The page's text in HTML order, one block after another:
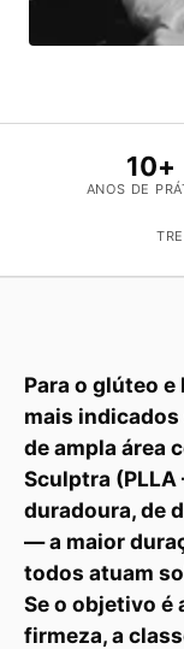
10+
ANOS DE
Para o glúteo
mais
de ampla área
Sculptra
duradoura, de
— a maior
todos atuam
Se o objetivo é
firmeza, a